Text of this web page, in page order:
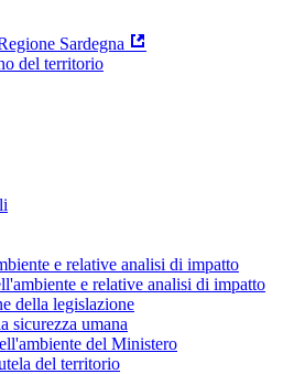
Sardegna
del territorio
e relative analisi di impatto
e relative analisi di impatto
della legislazione
sicurezza umana
del Ministero
del territorio